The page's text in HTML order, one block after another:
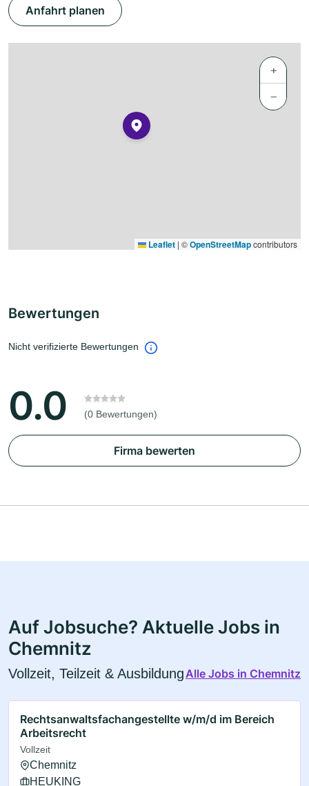
Anfahrt planen
+
−
Leaflet | ©OpenStreetMapcontributors
Bewertungen
Nicht verifizierte Bewertungen
0.0 (0 Bewertungen)
Firma bewerten
Auf Jobsuche? Aktuelle Jobs in
Chemnitz
Vollzeit, Teilzeit & Ausbildung Alle Jobs in Chemnitz
Rechtsanwaltsfachangestellte w/m/d im Bereich
Arbeitsrecht
Vollzeit
Chemnitz
HEUKING